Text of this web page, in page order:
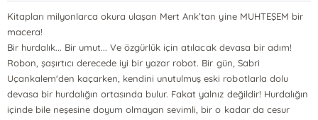
Kitapları milyonlarca okura ulaşan Mert Arık’tan yine MUHTEŞEM bir
macera!
Bir hurdalık... Bir umut... Ve özgürlük için atılacak devasa bir adım!
Robon, şaşırtıcı derecede iyi bir yazar robot. Bir gün, Sabri
Uçankalem'den kaçarken, kendini unutulmuş eski robotlarla dolu
devasa bir hurdalığın ortasında bulur. Fakat yalnız değildir! Hurdalığın
içinde bile neşesine doyum olmayan sevimli, bir o kadar da cesur